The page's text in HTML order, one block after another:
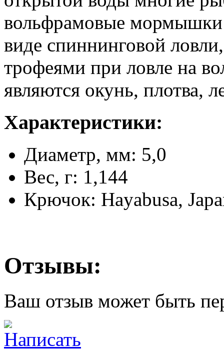
вольфрамовые
виде спиннинговой
трофеями при ловле на
являются окунь, плотва,
Характеристики:
Диаметр, мм: 5,0
Вес, г: 1,144
Крючок: Hayabusa,
Отзывы:
Ваш отзыв может быть